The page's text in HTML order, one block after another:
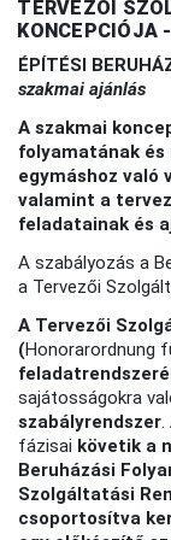
TERVEZŐI
KONCEPCIÓJA
ÉPÍTÉSI
szakmai ajánlás
A szakmai
folyamatának
egymáshoz való
valamint a
feladatainak és
A szabályozás a
a Tervezői
A Tervezői
(Honorarordnung
sajátosságokra
szabályrendszer.
fázisai követik a
Beruházási
Szolgáltatási
csoportosítva